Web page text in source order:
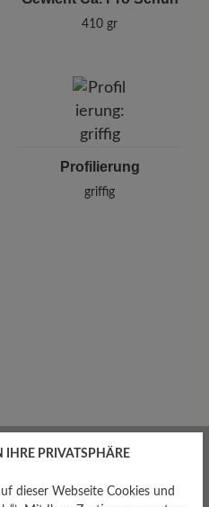
410 gr
Profilierung
griffig
IHRE PRIVATSPHÄRE
dieser Webseite Cookies und